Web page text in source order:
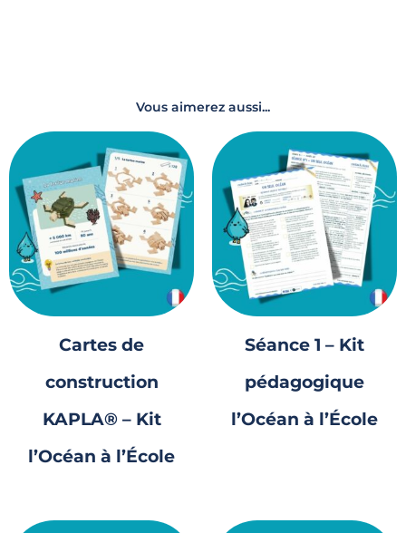
Vous aimerez aussi...
Cartes de
construction
KAPLA® – Kit
l’Océan à l’École
Séance 1 – Kit
pédagogique
l’Océan à l’École